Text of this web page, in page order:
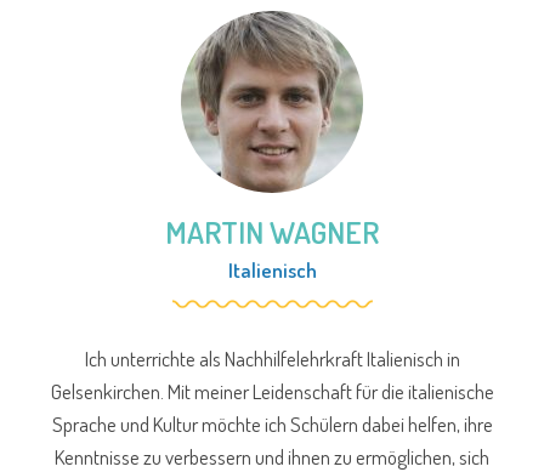
MARTIN WAGNER
Italienisch
Ich unterrichte als Nachhilfelehrkraft Italienisch in
Gelsenkirchen. Mit meiner Leidenschaft für die italienische
Sprache und Kultur möchte ich Schülern dabei helfen, ihre
Kenntnisse zu verbessern und ihnen zu ermöglichen, sich